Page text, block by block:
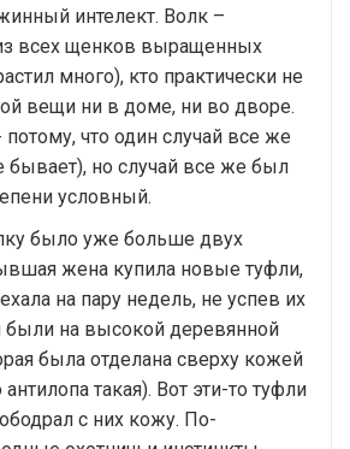
интелект. Волк –
всех щенков выращенных
много), кто практически не
вещи ни в доме, ни во дворе.
потому, что один случай все же
бывает), но случай все же был
условный.
уже больше двух
жена купила новые туфли,
на пару недель, не успев их
были на высокой деревянной
была отделана сверху кожей
такая). Вот эти-то туфли
с них кожу. По-